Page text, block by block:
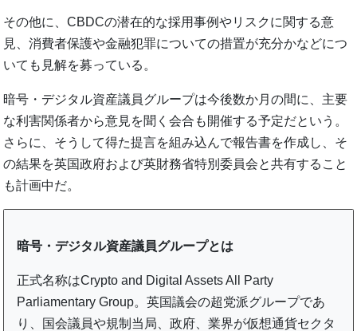
その他に、CBDCの潜在的な採用事例やリスクに関する意
見、消費者保護や金融犯罪についての措置が充分かなどにつ
いても見解を募っている。
暗号・デジタル資産議員グループは今後数か月の間に、主要
な利害関係者から意見を聞く会合も開催する予定だという。
さらに、そうして得た提言を組み込んで報告書を作成し、そ
の結果を英国政府および英財務省特別委員会と共有すること
も計画中だ。
暗号・デジタル資産議員グループとは
正式名称はCrypto and Digital Assets All Party
Parliamentary Group。英国議会の超党派グループであ
り、国会議員や規制当局、政府、業界が仮想通貨セクタ